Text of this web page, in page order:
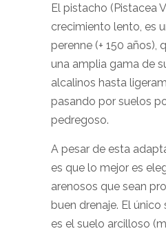
El pistacho (Pistacea
crecimiento lento, es
perenne (+ 150 años),
una amplia gama de
alcalinos hasta
pasando por suelos
pedregoso.
A pesar de esta
es que lo mejor es
arenosos que sean
buen drenaje. El
es el suelo arcilloso